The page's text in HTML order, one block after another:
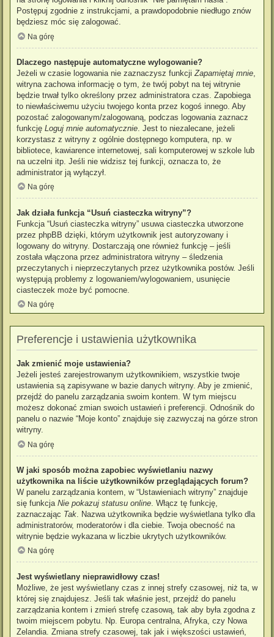
Postępuj zgodnie z instrukcjami, a prawdopodobnie niedługo znów
będziesz móc się zalogować.
Na górę
Dlaczego następuje automatyczne wylogowanie?
Jeżeli w czasie logowania nie zaznaczysz funkcji Zapamiętaj mnie
witryna zachowa informację o tym, że twój pobyt na tej witrynie
będzie trwał tylko określony przez administratora czas. Zapobiega
to niewłaściwemu użyciu twojego konta przez kogoś innego. Aby
pozostać zalogowanym/zalogowaną, podczas logowania zaznacz
funkcję Loguj mnie automatycznie . Jest to niezalecane, jeżeli
korzystasz z witryny z ogólnie dostępnego komputera, np. w
bibliotece, kawiarence internetowej, sali komputerowej w szkole lub
na uczelni itp. Jeśli nie widzisz tej funkcji, oznacza to, że
administrator ją wyłączył.
Na górę
Jak działa funkcja “Usuń ciasteczka witryny”?
Funkcja “Usuń ciasteczka witryny” usuwa ciasteczka utworzone
przez phpBB dzięki, którym użytkownik jest autoryzowany i
logowany do witryny. Dostarczają one również funkcję – jeśli
została włączona przez administratora witryny – śledzenia
przeczytanych i nieprzeczytanych przez użytkownika postów. Jeśli
występują problemy z logowaniem/wylogowaniem, usunięcie
ciasteczek może być pomocne.
Na górę
Preferencje i ustawienia użytkownika
Jak zmienić moje ustawienia?
Jeżeli jesteś zarejestrowanym użytkownikiem, wszystkie twoje
ustawienia są zapisywane w bazie danych witryny. Aby je zmienić,
przejdź do panelu zarządzania swoim kontem. W tym miejscu
możesz dokonać zmian swoich ustawień i preferencji. Odnośnik do
panelu o nazwie “Moje konto” znajduje się zazwyczaj na górze stron
witryny.
Na górę
W jaki sposób można zapobiec wyświetlaniu nazwy
użytkownika na liście użytkowników przeglądających forum?
W panelu zarządzania kontem, w “Ustawieniach witryny” znajduje
się funkcja Nie pokazuj statusu online . Włącz tę funkcję,
zaznaczając Tak . Nazwa użytkownika będzie wyświetlana tylko dla
administratorów, moderatorów i dla ciebie. Twoja obecność na
witrynie będzie wykazana w liczbie ukrytych użytkowników.
Na górę
Jest wyświetlany nieprawidłowy czas!
Możliwe, że jest wyświetlany czas z innej strefy czasowej, niż ta, w
której się znajdujesz. Jeśli tak właśnie jest, przejdź do panelu
zarządzania kontem i zmień strefę czasową, tak aby była zgodna z
twoim miejscem pobytu. Np. Europa centralna, Afryka, czy Nowa
Zelandia. Zmiana strefy czasowej, tak jak i większości ustawień,